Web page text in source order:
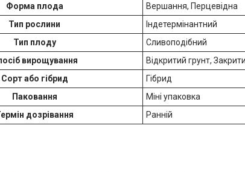
Форма плода
Вершання, Перцевідна
Тип рослини
Індетермінантний
Тип плоду
Сливоподібний
вирощування
Відкритий грунт,
Сорт або гібрид
Гібрид
Паковання
Міні упаковка
дозрівання
Ранній